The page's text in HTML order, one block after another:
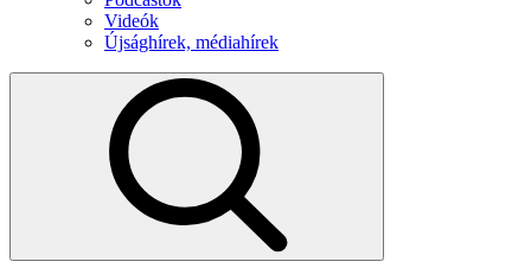
Videók
Újsághírek, médiahírek